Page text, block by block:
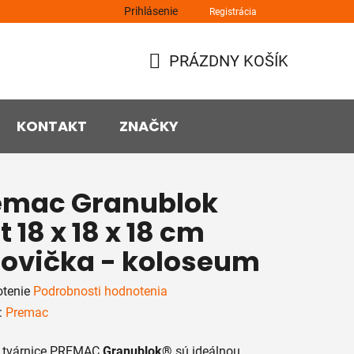
Prihlásenie Registrácia
KOŠÍK
PRÁZDNY KOŠÍK
KONTAKT ZNAČKY
Granublok
18 x 18 x 18 cm
- koloseum
Podrobnosti hodnotenia
Premac